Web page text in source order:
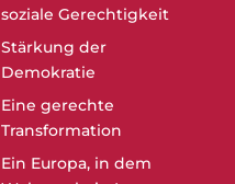
soziale Gerechtigkeit
Stärkung der
Demokratie
Eine gerechte
Transformation
Ein Europa, in dem